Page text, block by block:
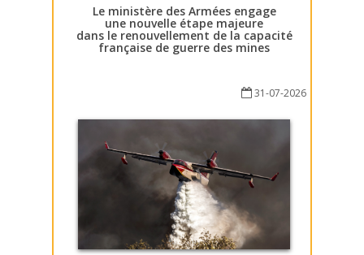
Le ministère des Armées engage
une nouvelle étape majeure
dans le renouvellement de la capacité
française de guerre des mines
31-07-2026